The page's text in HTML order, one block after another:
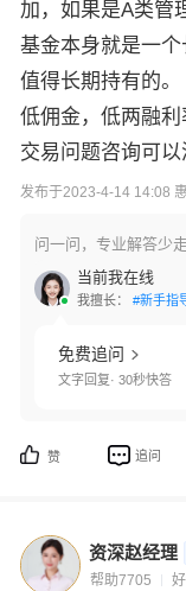
加，如果是A类管
基金本身就是一
值得长期持有的。
低佣金，低两融利
交易问题咨询可以
发布于2023-4-14 14:08
问一问，专业解答少
当前我在线
我擅长： #新手指
免费追问
文字回复· 30秒快答
赞 追问
资深赵经理
帮助7705